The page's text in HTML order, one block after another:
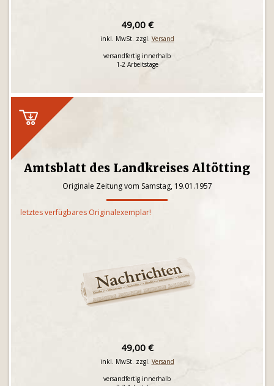
49,00 €
inkl. MwSt. zzgl. Versand
versandfertig innerhalb
1-2 Arbeitstage
Amtsblatt des Landkreises Altötting
Originale Zeitung vom Samstag, 19.01.1957
letztes verfügbares Originalexemplar!
49,00 €
inkl. MwSt. zzgl. Versand
versandfertig innerhalb